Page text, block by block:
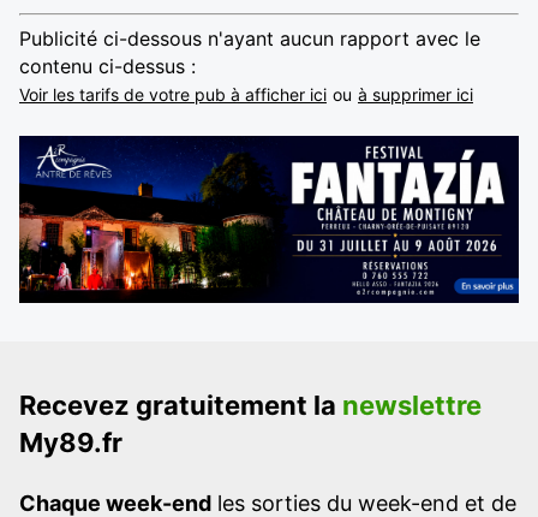
Publicité ci-dessous n'ayant aucun rapport avec le
contenu ci-dessus :
Voir les tarifs de votre pub à afficher ici ou à supprimer ici
Recevez gratuitement la newslettre
My89.fr
Chaque week-end les sorties du week-end et de